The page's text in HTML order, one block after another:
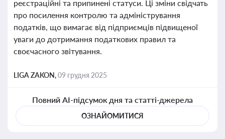
реєстраційні та припинені статуси. Ці зміни свідчать
про посилення контролю та адміністрування
податків, що вимагає від підприємців підвищеної
уваги до дотримання податкових правил та
своєчасного звітування.
LIGA ZAKON,09 грудня 2025
Повний AI-підсумок дня та статті-джерела
ОЗНАЙОМИТИСЯ